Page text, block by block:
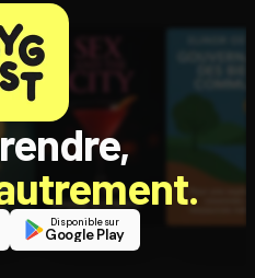
Disponible sur
Google Play